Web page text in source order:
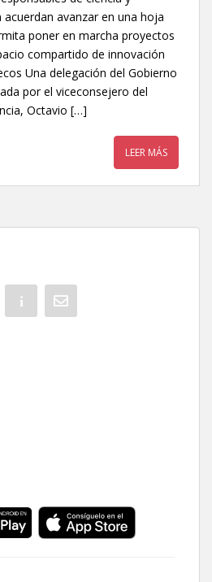
avanzar en una hoja
poner en marcha proyectos
compartido de innovación
Una delegación del Gobierno
por el viceconsejero del
Octavio […]
LEER MÁS